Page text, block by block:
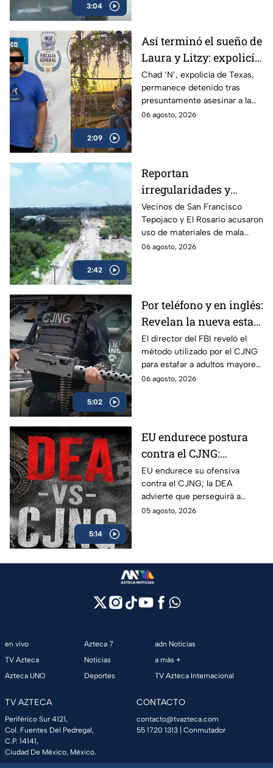
3:04
2:09
Así terminó el sueño de
Laura y Litzy: expolicía
de Texas permanece
detenido por
multihomicidio en
Saltillo
Chad ‘N’, expolicía de Texas,
permanece detenido tras
presuntamente asesinar a la
familia de su expareja en
06 agosto, 2026
2:42
Reportan
irregularidades y
posible desvío de
recursos en obras
viales de Cuautitlán
Izcalli, Edomex
Vecinos de San Francisco
Tepojaco y El Rosario acusaron
uso de materiales de mala
calidad en una obra de 23
06 agosto, 2026
5:02
Por teléfono y en inglés:
Revelan la nueva estafa
del CJNG a adultos
mayores de Estados
Unidos
El director del FBI reveló el
método utilizado por el CJNG
para estafar a adultos mayores
de Estados Unidos desde
06 agosto, 2026
5:14
EU endurece postura
contra el CJNG:
advierte que también
irá por políticos que
protejan al cártel
EU endurece su ofensiva
contra el CJNG; la DEA
advierte que perseguirá a
políticos que protejan al cártel
05 agosto, 2026
en vivo
TV Azteca
Azteca UNO
Azteca 7
Noticias
Deportes
adn Noticias
a más +
TV Azteca Internacional
TV AZTECA
Periférico Sur 4121,
Col. Fuentes Del Pedregal,
C.P. 14141,
Ciudad De México, México.
CONTACTO
contacto@tvazteca.com
55 1720 1313 | Conmutador